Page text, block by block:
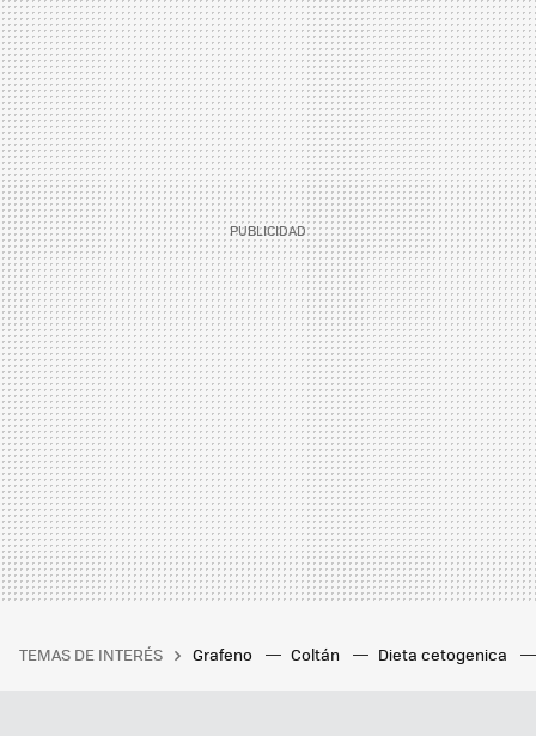
TEMAS DE INTERÉS Grafeno Coltán Dieta cetogenica